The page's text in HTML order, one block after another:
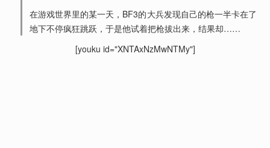
在游戏世界里的某一天，BF3的大兵发现自己的枪一半卡在了
地下不停疯狂跳跃，于是他试着把枪拔出来，结果却……
[youku id="XNTAxNzMwNTMy"]